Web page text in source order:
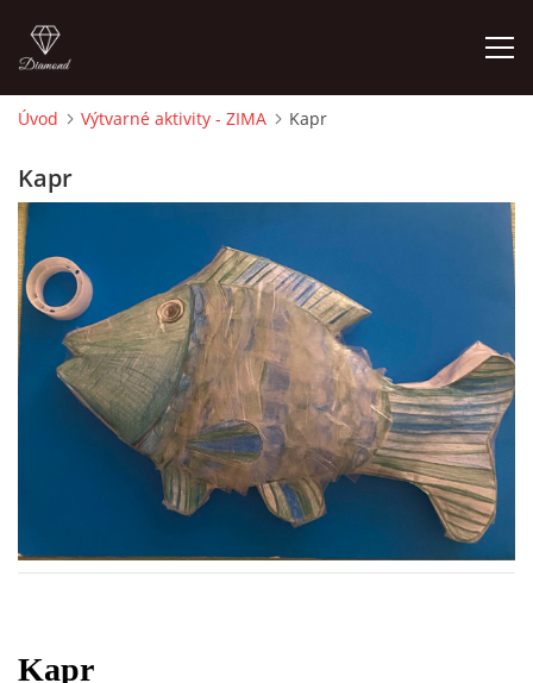
O MĚ
FOTOALBUM
DĚJINY VÝTVARNÉHO UMĚNÍ
NOVINKY ZE ŠKOLSTVÍ 2025
ROČNÍ PLÁN - INSPIRACE /DLE NOVÉHO RVP PV 2025
VZDĚLÁVACÍ BLOK ZÁŘÍ
Úvod Výtvarné aktivity - ZIMA Kapr
Kapr
Kapr